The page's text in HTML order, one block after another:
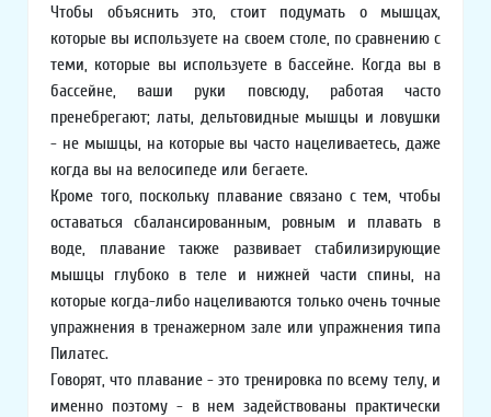
Чтобы объяснить это, стоит подумать о мышцах,
которые вы используете на своем столе, по сравнению с
теми, которые вы используете в бассейне. Когда вы в
бассейне, ваши руки повсюду, работая часто
пренебрегают; латы, дельтовидные мышцы и ловушки
- не мышцы, на которые вы часто нацеливаетесь, даже
когда вы на велосипеде или бегаете.
Кроме того, поскольку плавание связано с тем, чтобы
оставаться сбалансированным, ровным и плавать в
воде, плавание также развивает стабилизирующие
мышцы глубоко в теле и нижней части спины, на
которые когда-либо нацеливаются только очень точные
упражнения в тренажерном зале или упражнения типа
Пилатес.
Говорят, что плавание - это тренировка по всему телу, и
именно поэтому - в нем задействованы практически